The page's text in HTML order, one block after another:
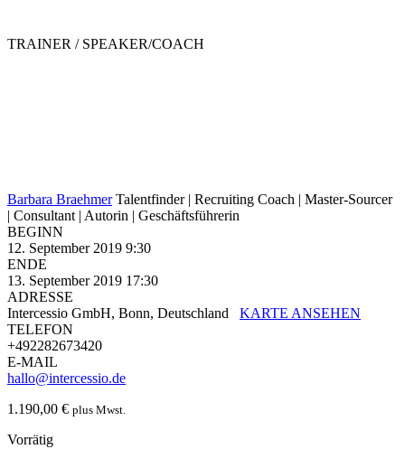
TRAINER / SPEAKER/COACH
Barbara Braehmer Talentfinder | Recruiting Coach | Master-Sourcer
| Consultant | Autorin | Geschäftsführerin
BEGINN
12. September 2019 9:30
ENDE
13. September 2019 17:30
ADRESSE
Intercessio GmbH, Bonn, Deutschland KARTE ANSEHEN
TELEFON
+492282673420
E-MAIL
hallo@intercessio.de
1.190,00 € plus Mwst.
Vorrätig